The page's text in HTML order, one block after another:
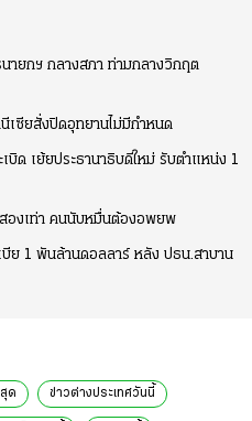
นายกฯ กลางสภา ท่ามกลางวิกฤต
เซียสั่งปิดอุทยานไม่มีกำหนด
บิด เย้ยประธานาธิบดีใหม่ รับตำแหน่ง 1
องเท่า คนนับหมื่นต้องอพยพ
ย 1 พันล้านดอลลาร์ หลัง ปธน.สาบาน
ด ข่าวต่างประเทศวันนี้